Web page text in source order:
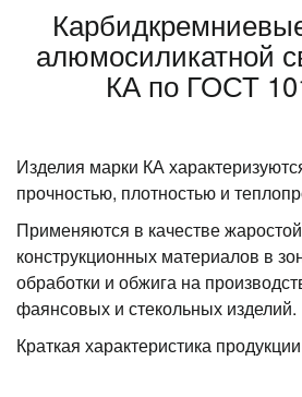
алюмосиликатной
КА по ГОСТ
Изделия марки КА
прочностью, плотностью и
Применяются в качестве
конструкционных материалов в
обработки и обжига на
фаянсовых и стекольных изделий.
Краткая характеристика